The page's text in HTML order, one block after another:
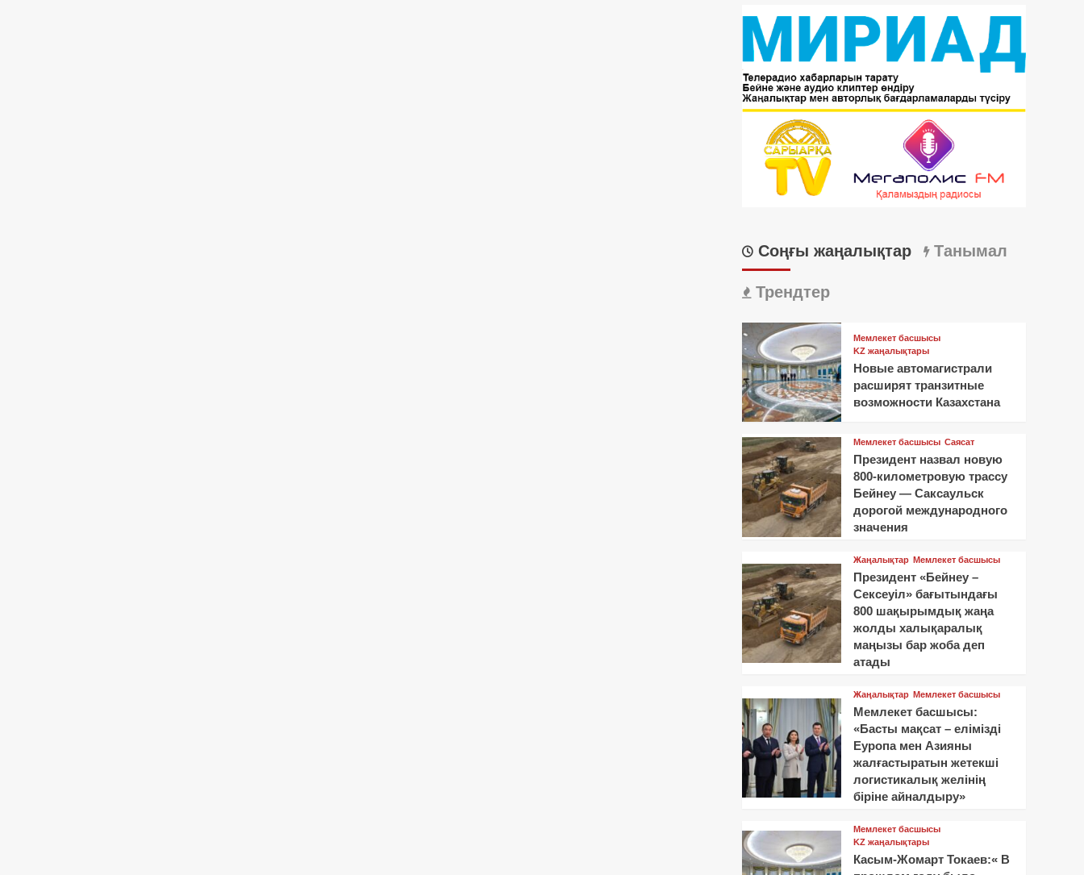
Соңғы жаңалықтар Танымал
Трендтер
Мемлекет басшысы
KZ жаңалықтары
Новые автомагистрали
расширят транзитные
возможности Казахстана
Мемлекет басшысы Саясат
Президент назвал новую
800-километровую трассу
Бейнеу — Саксаульск
дорогой международного
значения
Жаңалықтар Мемлекет басшысы
Президент «Бейнеу –
Сексеуіл» бағытындағы
800 шақырымдық жаңа
жолды халықаралық
маңызы бар жоба деп
атады
Жаңалықтар Мемлекет басшысы
Мемлекет басшысы:
«Басты мақсат – елімізді
Еуропа мен Азияны
жалғастыратын жетекші
логистикалық желінің
біріне айналдыру»
Мемлекет басшысы
KZ жаңалықтары
Касым-Жомарт Токаев:« В